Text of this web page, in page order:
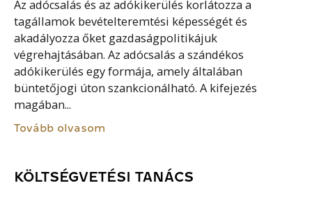
Az adócsalás és az adókikerülés korlátozza a
tagállamok bevételteremtési képességét és
akadályozza őket gazdaságpolitikájuk
végrehajtásában. Az adócsalás a szándékos
adókikerülés egy formája, amely általában
büntetőjogi úton szankcionálható. A kifejezés
magában...
Tovább olvasom
KÖLTSÉGVETÉSI TANÁCS